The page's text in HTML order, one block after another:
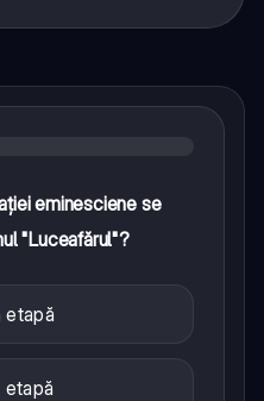
eminesciene se
"Luceafărul"?
etapă
etapă